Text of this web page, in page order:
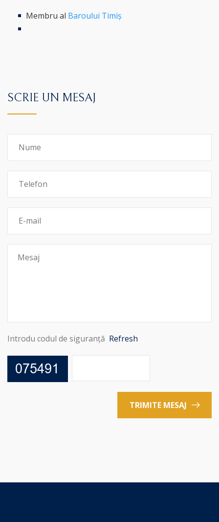
Membru al Baroului Timiș
SCRIE UN MESAJ
Introdu codul de siguranță Refresh
TRIMITE MESAJ